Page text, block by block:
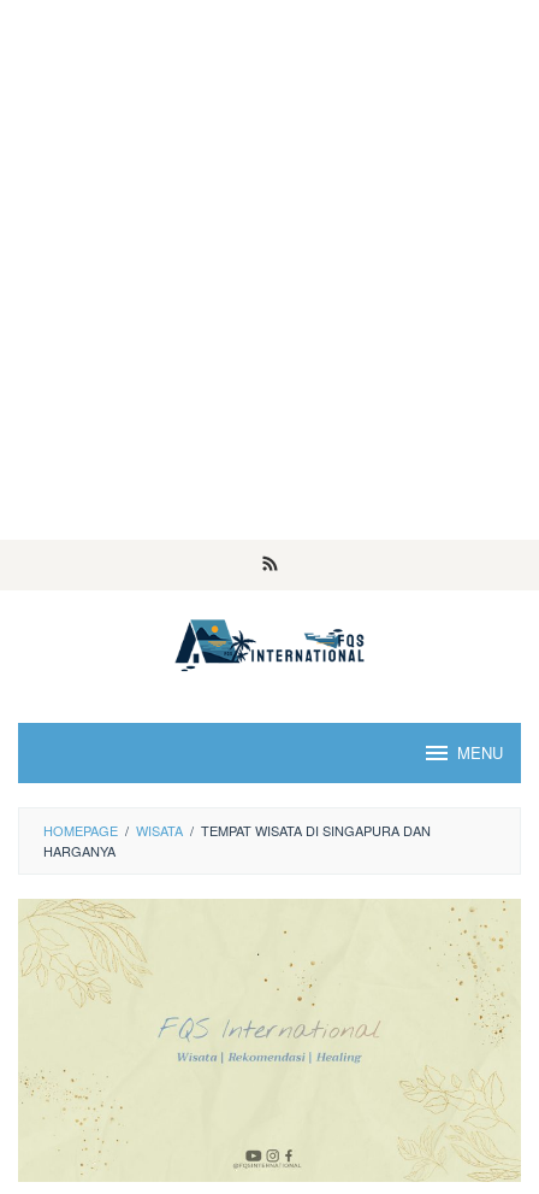
MENU
HOMEPAGE / WISATA / TEMPAT WISATA DI SINGAPURA DAN
HARGANYA